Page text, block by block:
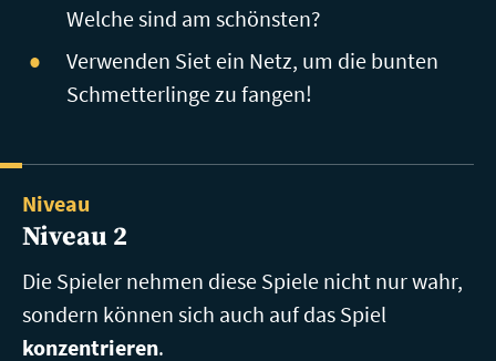
Welche sind am schönsten?
Verwenden Siet ein Netz, um die bunten
Schmetterlinge zu fangen!
Niveau
Niveau 2
Die Spieler nehmen diese Spiele nicht nur wahr,
sondern können sich auch auf das Spiel
konzentrieren.